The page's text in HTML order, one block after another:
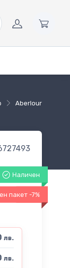
Aberlour
Наличен
-7%
пакет -7%
лв.
лв.